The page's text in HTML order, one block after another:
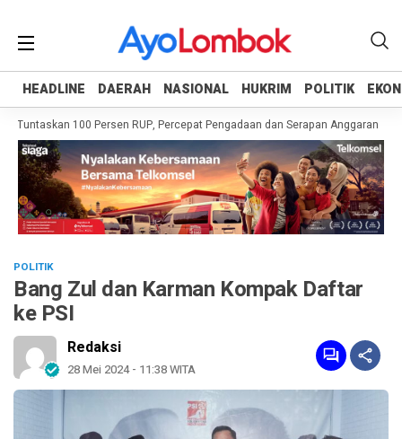
HEADLINE DAERAH NASIONAL HUKRIM POLITIK
HEADLINE DAERAH NASIONAL HUKRIM POLITIK
100 Persen RUP, Percepat Pengadaan dan Serapan Anggaran
POLITIK
Bang Zul dan Karman Kompak Daftar
ke PSI
Redaksi
28 Mei 2024 - 11:38 WITA